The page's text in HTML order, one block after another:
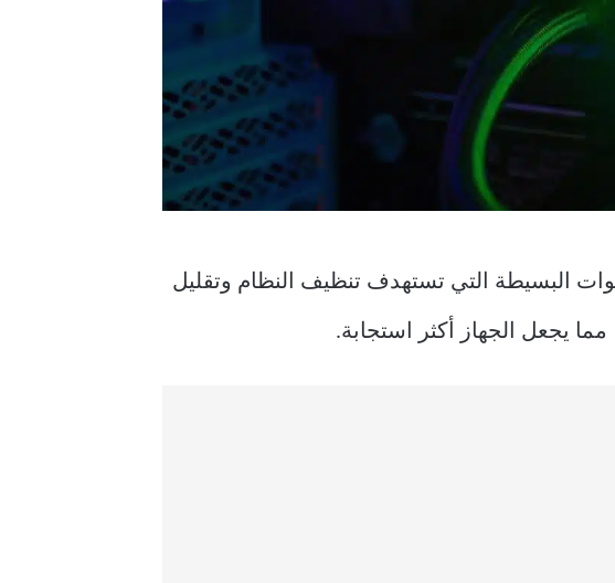
البسيطة التي تستهدف تنظيف النظام وتقليل
يجعل الجهاز أكثر استجابة.